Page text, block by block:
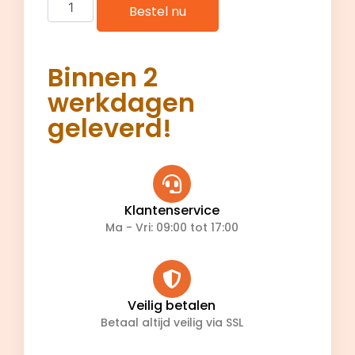
Bestel nu
Binnen 2
werkdagen
geleverd!
Klantenservice
Ma - Vri: 09:00 tot 17:00
Veilig betalen
Betaal altijd veilig via SSL